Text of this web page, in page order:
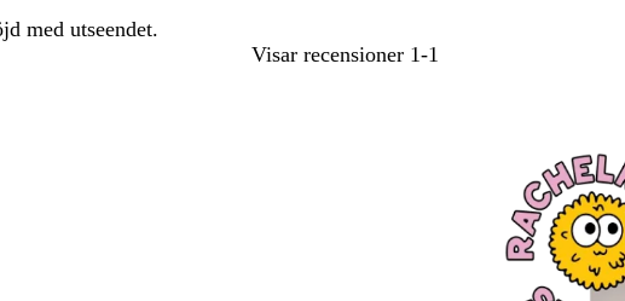
med utseendet.
Visar recensioner 1-1